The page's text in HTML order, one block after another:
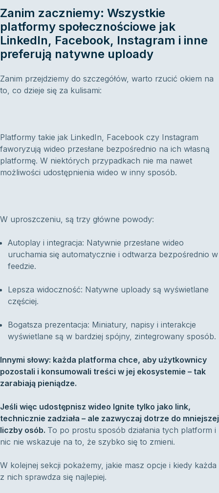
Zanim zaczniemy: Wszystkie
platformy społecznościowe jak
LinkedIn, Facebook, Instagram i inne
preferują natywne uploady
Zanim przejdziemy do szczegółów, warto rzucić okiem na
to, co dzieje się za kulisami:
Platformy takie jak LinkedIn, Facebook czy Instagram
faworyzują wideo przesłane bezpośrednio na ich własną
platformę. W niektórych przypadkach nie ma nawet
możliwości udostępnienia wideo w inny sposób.
W uproszczeniu, są trzy główne powody:
Autoplay i integracja: Natywnie przesłane wideo
uruchamia się automatycznie i odtwarza bezpośrednio w
feedzie.
Lepsza widoczność: Natywne uploady są wyświetlane
częściej.
Bogatsza prezentacja: Miniatury, napisy i interakcje
wyświetlane są w bardziej spójny, zintegrowany sposób.
Innymi słowy: każda platforma chce, aby użytkownicy
pozostali i konsumowali treści w jej ekosystemie – tak
zarabiają pieniądze.
Jeśli więc udostępnisz wideo Ignite tylko jako link,
technicznie zadziała – ale zazwyczaj dotrze do mniejszej
liczby osób. To po prostu sposób działania tych platform i
nic nie wskazuje na to, że szybko się to zmieni.
W kolejnej sekcji pokażemy, jakie masz opcje i kiedy każda
z nich sprawdza się najlepiej.